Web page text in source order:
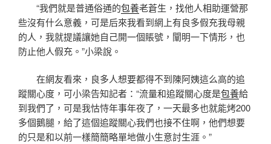
“我們就是普通俗通的包養老蒼生，找他人相助運營那
些沒有什么意義，可是后來我看到網上有良多假充我母親
的人，我就提議讓她自己開一個賬號，闡明一下情形，也
防止他人假充。”小梁說。
在網友看來，良多人想要都得不到陳阿姨這么高的追
蹤關心度，可小梁告知記者：“流量和追蹤關心度是包養給
到我們了，可是我怙恃年事年夜了，一天最多也就能烤200
多個鵝腿，給了這個追蹤關心我們也接不住啊，他們想要
的只是和以前一樣簡簡略單地做小生意討生涯。”